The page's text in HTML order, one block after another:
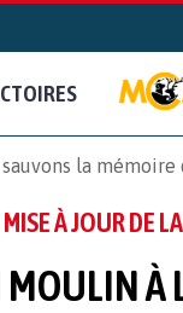
la mémoire
MISE À JOUR DE